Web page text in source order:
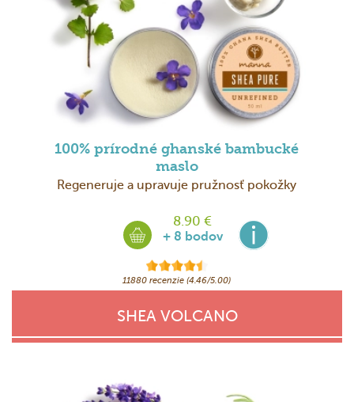
100% prírodné ghanské bambucké
maslo
Regeneruje a upravuje pružnosť pokožky
8.90 €
+ 8 bodov
11880 recenzie (4.46/5.00)
SHEA VOLCANO